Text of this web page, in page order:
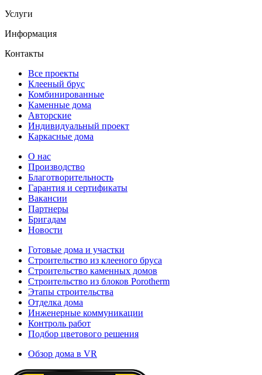
Услуги
Информация
Контакты
Все проекты
Клееный брус
Комбинированные
Каменные дома
Авторские
Индивидуальный проект
Каркасные дома
О нас
Производство
Благотворительность
Гарантия и сертификаты
Вакансии
Партнеры
Бригадам
Новости
Готовые дома и участки
Строительство из клееного бруса
Строительство каменных домов
Строительство из блоков Porotherm
Этапы строительства
Отделка дома
Инженерные коммуникации
Контроль работ
Подбор цветового решения
Обзор дома в VR